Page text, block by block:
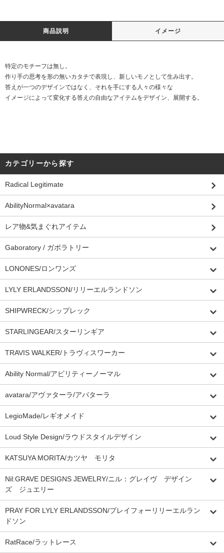
商品説明 イメージ
特定のモチーフは無し。
作り手の思考を形の無いカタチで表現し、新しいモノとして生み出す。
答えが一つのデザインではなく、それを手にする人々の様々な
イメージによって変化する答えの自由なアイテムをデザイン、展開する。
カテゴリーから探す
Radical Legitimate
AbilityNormal×avatara
レア物&気まぐれアイテム
Gaboratory / ガボラトリー
LONONES/ロンワンズ
LYLY ERLANDSSON/リリーエルランドソン
SHIPWRECK/シップレック
STARLINGEAR/スターリンギア
TRAVIS WALKER/トラヴィスワーカー
Ability Normal/アビリティーノーマル
avatara/アヴァターラ/アバターラ
LegioMade/レギオメイド
Loud Style Design/ラウドスタイルデザイン
KATSUYA MORITA/カツヤ モリタ
Nil:GRAVE DESIGNS JEWELRY/ニル：グレイヴ デザイン
ズ ジュエリー
PRAY FOR LYLY ERLANDSSON/プレイフォーリリーエルラン
ドソン
RatRace/ラットレース